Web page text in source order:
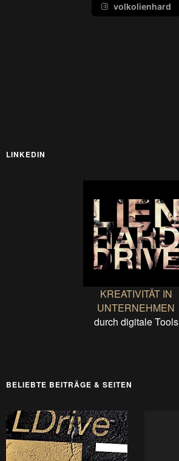
volkolienhard
LINKEDIN
KREATIVITÄT IN
UNTERNEHMEN
durch digitale Tools
BELIEBTE BEITRÄGE & SEITEN